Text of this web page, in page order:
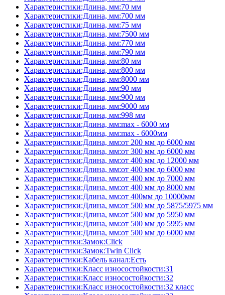
Характеристики:Длина, мм:70 мм
Характеристики:Длина, мм:700 мм
Характеристики:Длина, мм:75 мм
Характеристики:Длина, мм:7500 мм
Характеристики:Длина, мм:770 мм
Характеристики:Длина, мм:790 мм
Характеристики:Длина, мм:80 мм
Характеристики:Длина, мм:800 мм
Характеристики:Длина, мм:8000 мм
Характеристики:Длина, мм:90 мм
Характеристики:Длина, мм:900 мм
Характеристики:Длина, мм:9000 мм
Характеристики:Длина, мм:998 мм
Характеристики:Длина, мм:max - 6000 мм
Характеристики:Длина, мм:max - 6000мм
Характеристики:Длина, мм:от 200 мм до 6000 мм
Характеристики:Длина, мм:от 300 мм до 6000 мм
Характеристики:Длина, мм:от 400 мм до 12000 мм
Характеристики:Длина, мм:от 400 мм до 6000 мм
Характеристики:Длина, мм:от 400 мм до 7000 мм
Характеристики:Длина, мм:от 400 мм до 8000 мм
Характеристики:Длина, мм:от 400мм до 10000мм
Характеристики:Длина, мм:от 500 мм до 5875/5975 мм
Характеристики:Длина, мм:от 500 мм до 5950 мм
Характеристики:Длина, мм:от 500 мм до 5995 мм
Характеристики:Длина, мм:от 500 мм до 6000 мм
Характеристики:Замок:Click
Характеристики:Замок:Twin Click
Характеристики:Кабель канал:Есть
Характеристики:Класс износостойкости:31
Характеристики:Класс износостойкости:32
Характеристики:Класс износостойкости:32 класс